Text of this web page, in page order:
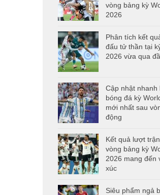
vòng bảng kỳ
2026
Phân tích kết
đấu tử thần tại
2026 vừa qua
Cập nhật nhanh
bóng đá kỳ
mới nhất sau
động
Kết quả lượt
vòng bảng kỳ
2026 mang đến
xúc
Siêu phẩm ngả